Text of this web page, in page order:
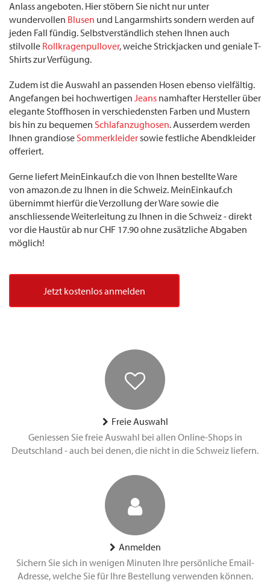
Anlass angeboten. Hier stöbern Sie nicht nur unter
wundervollen Blusen und Langarmshirts sondern werden auf
jeden Fall fündig. Selbstverständlich stehen Ihnen auch
stilvolle Rollkragenpullover, weiche Strickjacken und geniale T-
Shirts zur Verfügung.
Zudem ist die Auswahl an passenden Hosen ebenso vielfältig.
Angefangen bei hochwertigen Jeans namhafter Hersteller über
elegante Stoffhosen in verschiedensten Farben und Mustern
bis hin zu bequemen Schlafanzughosen. Ausserdem werden
Ihnen grandioseSommerkleidersowie festliche Abendkleider
offeriert.
Gerne liefert MeinEinkauf.ch die von Ihnen bestellte Ware
von amazon.de zu Ihnen in die Schweiz. MeinEinkauf.ch
übernimmt hierfür die Verzollung der Ware sowie die
anschliessende Weiterleitung zu Ihnen in die Schweiz - direkt
vor die Haustür ab nur CHF 17.90 ohne zusätzliche Abgaben
möglich!
Jetzt kostenlos anmelden
Freie Auswahl
Geniessen Sie freie Auswahl bei allen Online-Shops in
Deutschland - auch bei denen, die nicht in die Schweiz liefern.
Anmelden
Sichern Sie sich in wenigen Minuten Ihre persönliche Email-
Adresse, welche Sie für Ihre Bestellung verwenden können.